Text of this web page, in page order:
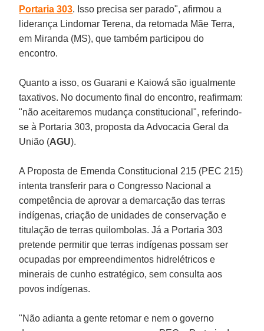
Portaria 303. Isso precisa ser parado", afirmou a
liderança Lindomar Terena, da retomada Mãe Terra,
em Miranda (MS), que também participou do
encontro.
Quanto a isso, os Guarani e Kaiowá são igualmente
taxativos. No documento final do encontro, reafirmam:
"não aceitaremos mudança constitucional", referindo-
se à Portaria 303, proposta da Advocacia Geral da
União (AGU).
A Proposta de Emenda Constitucional 215 (PEC 215)
intenta transferir para o Congresso Nacional a
competência de aprovar a demarcação das terras
indígenas, criação de unidades de conservação e
titulação de terras quilombolas. Já a Portaria 303
pretende permitir que terras indígenas possam ser
ocupadas por empreendimentos hidrelétricos e
minerais de cunho estratégico, sem consulta aos
povos indígenas.
"Não adianta a gente retomar e nem o governo